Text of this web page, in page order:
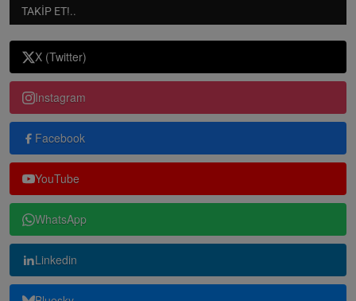
TAKIP ET!..
X (Twitter)
Instagram
Facebook
YouTube
WhatsApp
Linkedin